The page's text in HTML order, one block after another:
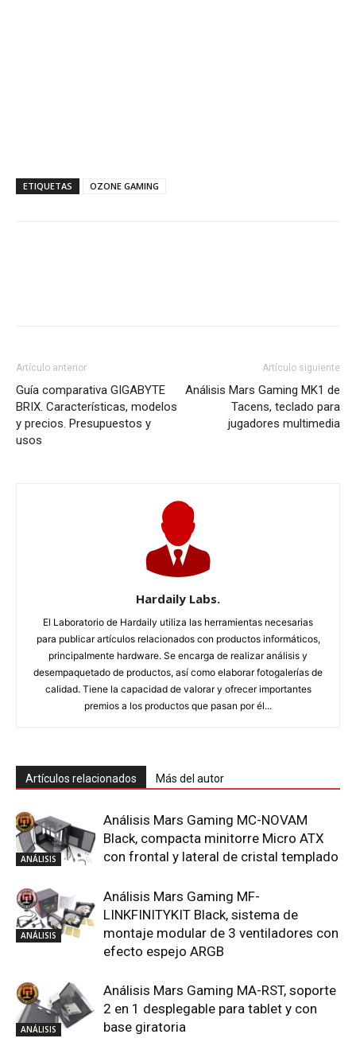
ETIQUETAS OZONE GAMING
Artículo anterior
Guía comparativa GIGABYTE
BRIX. Características, modelos
y precios. Presupuestos y
usos
Artículo siguiente
Análisis Mars Gaming MK1 de
Tacens, teclado para
jugadores multimedia
Hardaily Labs.
El Laboratorio de Hardaily utiliza las herramientas necesarias
para publicar artículos relacionados con productos informáticos,
principalmente hardware. Se encarga de realizar análisis y
desempaquetado de productos, así como elaborar fotogalerías de
calidad. Tiene la capacidad de valorar y ofrecer importantes
premios a los productos que pasan por él...
Artículos relacionados Más del autor
ANÁLISIS
Análisis Mars Gaming MC-NOVAM
Black, compacta minitorre Micro ATX
con frontal y lateral de cristal templado
ANÁLISIS
Análisis Mars Gaming MF-
LINKFINITYKIT Black, sistema de
montaje modular de 3 ventiladores con
efecto espejo ARGB
ANÁLISIS
Análisis Mars Gaming MA-RST, soporte
2 en 1 desplegable para tablet y con
base giratoria